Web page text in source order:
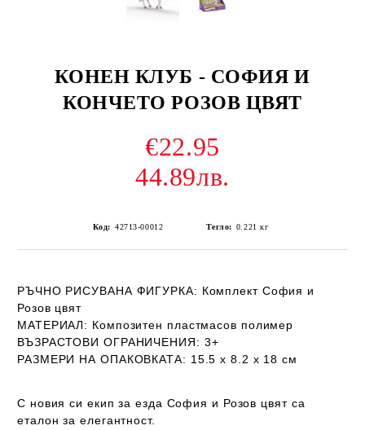
КОНЕН КЛУБ - СОФИЯ И
КОНЧЕТО РОЗОВ ЦВЯТ
€22.95
44.89лв.
Код: 42713-00012 Тегло: 0.221 кг
РЪЧНО РИСУВАНА ФИГУРКА: Комплект София и
Розов цвят
МАТЕРИАЛ: Композитен пластмасов полимер
ВЪЗРАСТОВИ ОГРАНИЧЕНИЯ: 3+
РАЗМЕРИ НА ОПАКОВКАТА: 15.5 х 8.2 х 18 см
С новия си екип за езда София и Розов цвят са
еталон за елегантност.